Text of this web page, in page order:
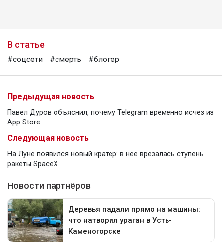
В статье
#соцсети #смерть #блогер
Предыдущая новость
Павел Дуров объяснил, почему Telegram временно исчез из
App Store
Следующая новость
На Луне появился новый кратер: в нее врезалась ступень
ракеты SpaceX